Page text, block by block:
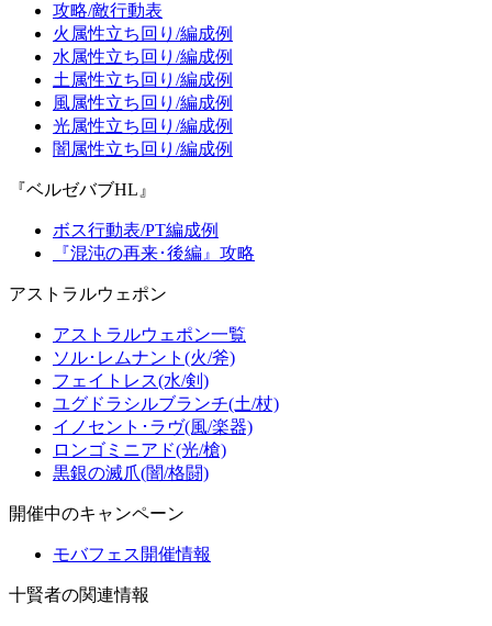
攻略/敵行動表
火属性立ち回り/編成例
水属性立ち回り/編成例
土属性立ち回り/編成例
風属性立ち回り/編成例
光属性立ち回り/編成例
闇属性立ち回り/編成例
『ベルゼバブHL』
ボス行動表/PT編成例
『混沌の再来･後編』攻略
アストラルウェポン
アストラルウェポン一覧
ソル･レムナント(火/斧)
フェイトレス(水/剣)
ユグドラシルブランチ(土/杖)
イノセント･ラヴ(風/楽器)
ロンゴミニアド(光/槍)
黒銀の滅爪(闇/格闘)
開催中のキャンペーン
モバフェス開催情報
十賢者の関連情報